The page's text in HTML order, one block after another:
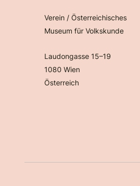
Verein / Österreichisches
Museum für Volkskunde
Laudongasse 15–19
1080 Wien
Österreich